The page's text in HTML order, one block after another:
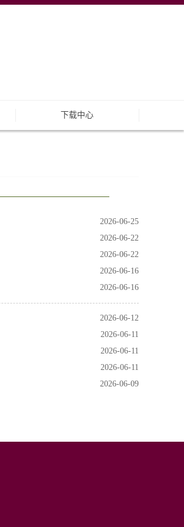
下载中心
2026-06-25
2026-06-22
2026-06-22
2026-06-16
2026-06-16
2026-06-12
2026-06-11
2026-06-11
2026-06-11
2026-06-09